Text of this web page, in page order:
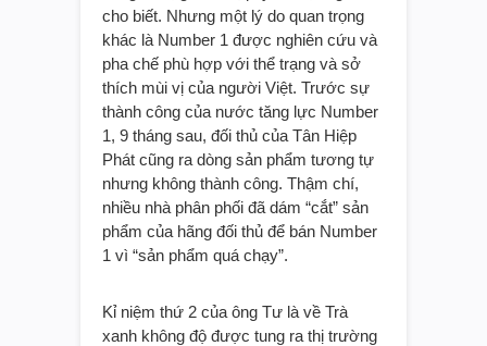
cho biết. Nhưng một lý do quan trọng
khác là Number 1 được nghiên cứu và
pha chế phù hợp với thể trạng và sở
thích mùi vị của người Việt. Trước sự
thành công của nước tăng lực Number
1, 9 tháng sau, đối thủ của Tân Hiệp
Phát cũng ra dòng sản phẩm tương tự
nhưng không thành công. Thậm chí,
nhiều nhà phân phối đã dám “cắt” sản
phẩm của hãng đối thủ để bán Number
1 vì “sản phẩm quá chạy”.
Kỉ niệm thứ 2 của ông Tư là về Trà
xanh không độ được tung ra thị trường